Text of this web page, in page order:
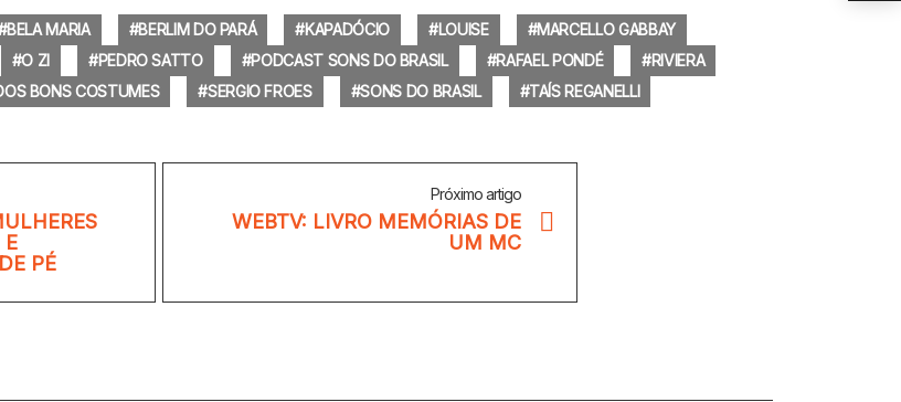
BELA MARIA BERLIM DO PARÁ KAPADÓCIO LOUISE
MARCELLO GABBAY
O ZI PEDRO SATTO PODCAST SONS DO BRASIL RAFAEL PONDÉ
RIVIERA
BONS COSTUMES SERGIO FROES SONS DO BRASIL TAÍS REGANELLI
E
PÉ
Próximo artigo
WEBTV: LIVRO MEMÓRIAS DE
UM MC